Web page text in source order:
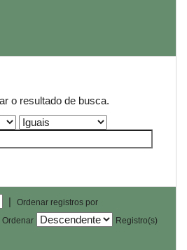
o resultado de busca.
|
Ordenar registros por
Ordenar
Registro(s)